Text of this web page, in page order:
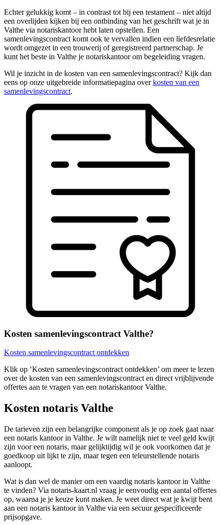
Echter gelukkig komt – in contrast tot bij een testament – niet altijd
een overlijden kijken bij een ontbinding van het geschrift wat je in
Valthe via notariskantoor hebt laten opstellen. Een
samenlevingscontract komt ook te vervallen indien een liefdesrelatie
wordt omgezet in een trouwerij of geregistreerd partnerschap. Je
kunt het beste in Valthe je notariskantoor om begeleiding vragen.
Wil je inzicht in de kosten van een samenlevingscontract? Kijk dan
eens op onze uitgebreide informatiepagina overkosten van een
samenlevingscontract.
Kosten samenlevingscontract Valthe?
Kosten samenlevingscontract ontdekken
Klik op ‘Kosten samenlevingscontract ontdekken’ om meer te lezen
over de kosten van een samenlevingscontract en direct vrijblijvende
offertes aan te vragen van een notariskantoor Valthe.
Kosten notaris Valthe
De tarieven zijn een belangrijke component als je op zoek gaat naar
een notaris kantoor in Valthe. Je wilt namelijk niet te veel geld kwijt
zijn voor een notaris, maar gelijktijdig wil je ook voorkomen dat je
goedkoop uit lijkt te zijn, maar tegen een teleurstellende notaris
aanloopt.
Wat is dan wel de manier om een vaardig notaris kantoor in Valthe
te vinden? Via notaris-kaart.nl vraag je eenvoudig een aantal offertes
op, waarna je je keuze kunt maken. Je weet direct wat je kwijt bent
aan een notaris kantoor in Valthe via een secuur gespecificeerde
prijsopgave.